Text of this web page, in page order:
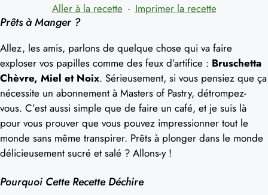
Aller à la recette · Imprimer la recette
Prêts à Manger ?
Allez, les amis, parlons de quelque chose qui va faire
exploser vos papilles comme des feux d’artifice : Bruschetta
Chèvre, Miel et Noix. Sérieusement, si vous pensiez que ça
nécessite un abonnement à Masters of Pastry, détrompez-
vous. C’est aussi simple que de faire un café, et je suis là
pour vous prouver que vous pouvez impressionner tout le
monde sans même transpirer. Prêts à plonger dans le monde
délicieusement sucré et salé ? Allons-y !
Pourquoi Cette Recette Déchire